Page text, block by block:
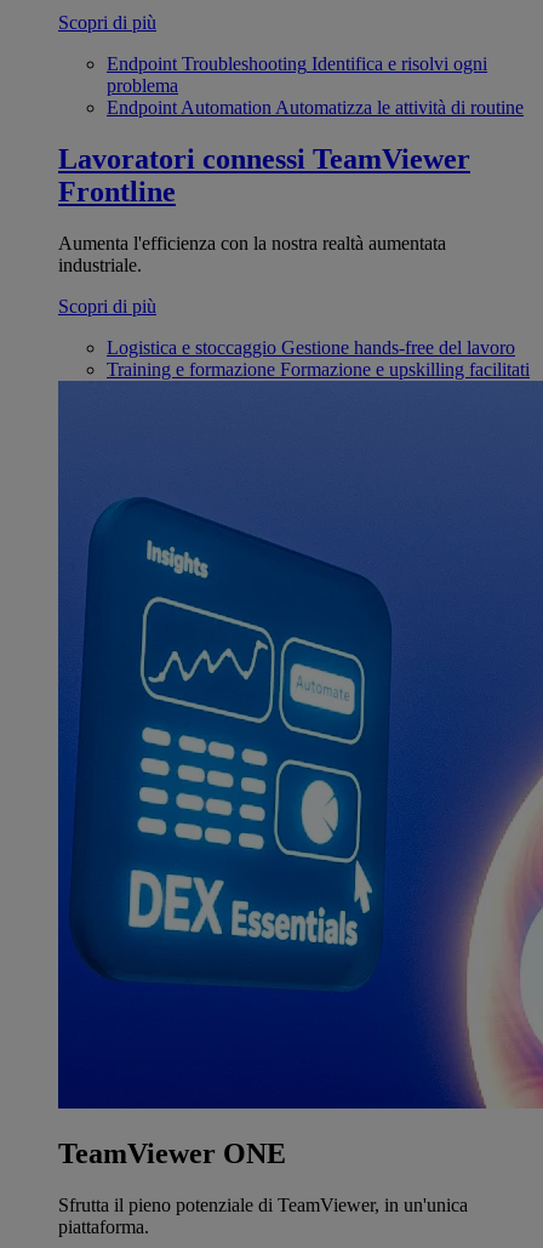
Scopri di più
Endpoint Troubleshooting Identifica e risolvi ogni
problema
Endpoint Automation Automatizza le attività di routine
Lavoratori connessi TeamViewer
Frontline
Aumenta l'efficienza con la nostra realtà aumentata
industriale.
Scopri di più
Logistica e stoccaggio Gestione hands-free del lavoro
Training e formazione Formazione e upskilling facilitati
TeamViewer ONE
Sfrutta il pieno potenziale di TeamViewer, in un'unica
piattaforma.